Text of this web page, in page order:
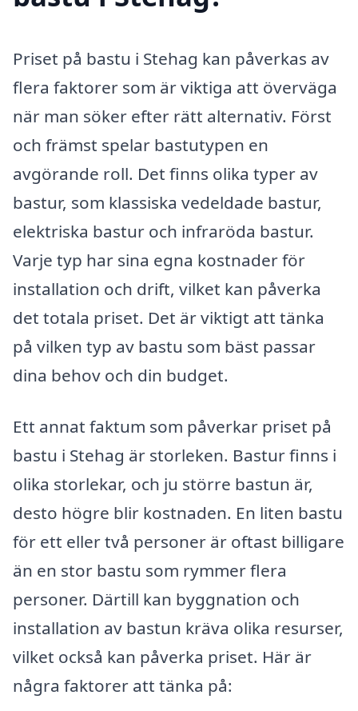
Priset på bastu i Stehag kan påverkas av
flera faktorer som är viktiga att överväga
när man söker efter rätt alternativ. Först
och främst spelar bastutypen en
avgörande roll. Det finns olika typer av
bastur, som klassiska vedeldade bastur,
elektriska bastur och infraröda bastur.
Varje typ har sina egna kostnader för
installation och drift, vilket kan påverka
det totala priset. Det är viktigt att tänka
på vilken typ av bastu som bäst passar
dina behov och din budget.
Ett annat faktum som påverkar priset på
bastu i Stehag är storleken. Bastur finns i
olika storlekar, och ju större bastun är,
desto högre blir kostnaden. En liten bastu
för ett eller två personer är oftast billigare
än en stor bastu som rymmer flera
personer. Därtill kan byggnation och
installation av bastun kräva olika resurser,
vilket också kan påverka priset. Här är
några faktorer att tänka på: